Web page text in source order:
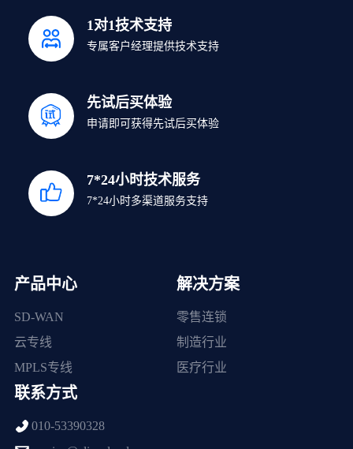
1对1技术支持
专属客户经理提供技术支持
先试后买体验
申请即可获得先试后买体验
7*24小时技术服务
7*24小时多渠道服务支持
产品中心
SD-WAN
云专线
MPLS专线
解决方案
零售连锁
制造行业
医疗行业
联系方式
010-53390328